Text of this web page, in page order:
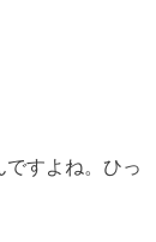
ですよね。ひっ